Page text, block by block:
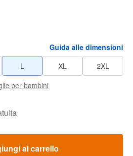
Guida alle dimensioni
L XL
2XL
per bambini
al carrello